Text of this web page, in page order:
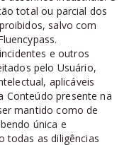
total ou parcial dos
salvo com
e outros
pelo Usuário,
aplicáveis
Conteúdo presente na
mantido como de
única e
todas as diligências